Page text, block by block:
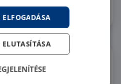
ELFOGADÁSA
ELUTASÍTÁSA